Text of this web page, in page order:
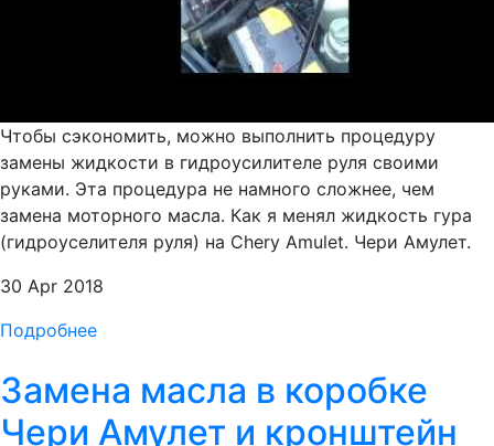
Чтобы сэкономить, можно выполнить процедуру
замены жидкости в гидроусилителе руля своими
руками. Эта процедура не намного сложнее, чем
замена моторного масла. Как я менял жидкость гура
(гидроуселителя руля) на Chery Amulet. Чери Амулет.
30 Apr 2018
Подробнее
Замена масла в коробке
Чери Амулет и кронштейн